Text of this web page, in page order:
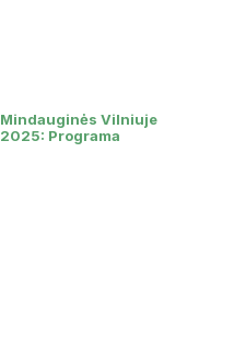
Mindauginės Vilniuje
2025: Programa